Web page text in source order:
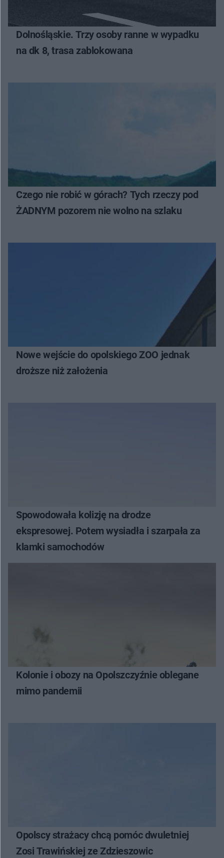
Dolnośląskie. Trzy osoby ranne w wypadku
na dk 8, trasa zablokowana
Czego nie robić w górach? Tych rzeczy pod
ŻADNYM pozorem nie wolno na szlaku
Nowe wejście do opolskiego ZOO jednak
droższe niż założenia
Spowodowała kolizję na drodze
ekspresowej. Potem wysiadła i szarpała za
klamki samochodów
Kolonie i obozy na Opolszczyźnie oblegane
mimo pandemii
Opolscy strażacy chcą pomóc dwuletniej
Zosi Trawińskiej ze Zdzieszowic